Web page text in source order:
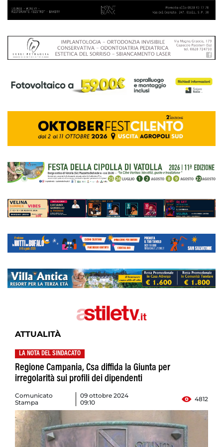
ATTUALITÀ
LA NOTA DEL SINDACATO
Regione Campania, Csa diffida la Giunta per
irregolarità sui profili dei dipendenti
Comunicato
Stampa
09 ottobre 2024
09:10
4812